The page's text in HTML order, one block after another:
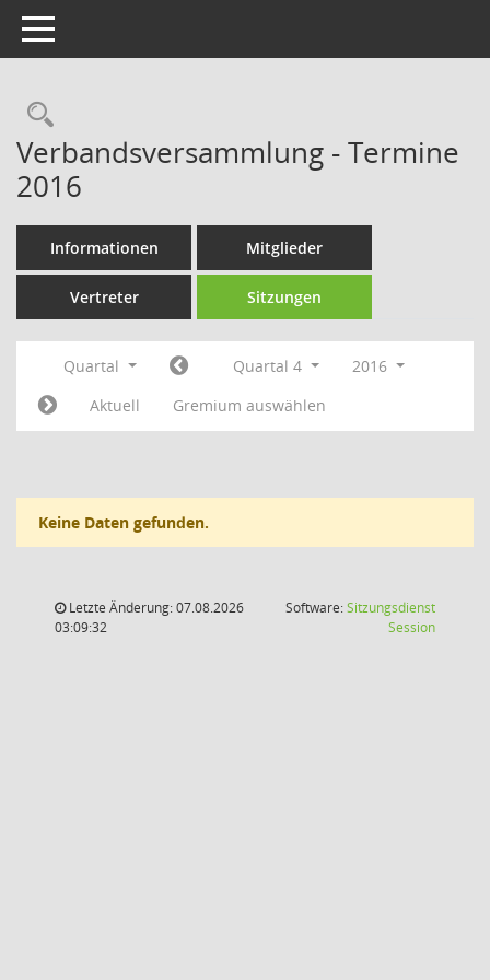
Toggle navigation
Rechercheauswahl
Verbandsversammlung - Termine
2016
Informationen Mitglieder
Vertreter Sitzungen
Quartal Quartal 4
2016
Aktuell
Gremium auswählen
Keine Daten gefunden.
Letzte Änderung: 07.08.2026
03:09:32
Software:Sitzungsdienst
Session(Wird in